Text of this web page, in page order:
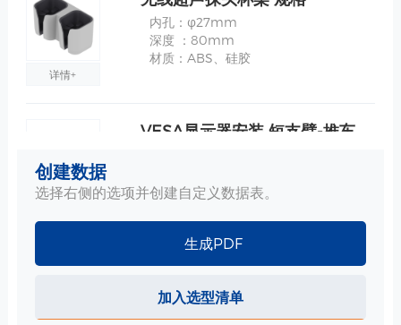
详情+
内孔：φ27mm
深度 ：80mm
材质：ABS、硅胶
VESA显示器安装 短支臂-推车上安装/麻醉机上安装 规格
支臂整体承重 ：30kg
把手 规格
材质 : 钢板、ABS/PC
创建数据
选择右侧的选项并创建自定义数据表。
生成PDF
加入选型清单